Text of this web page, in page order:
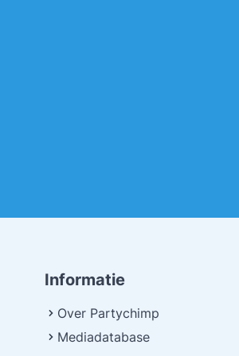
Informatie
Over Partychimp
Mediadatabase